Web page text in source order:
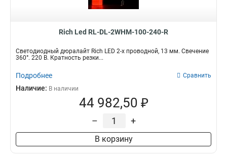
Rich Led RL-DL-2WHM-100-240-R
Светодиодный дюралайт Rich LED 2-х проводной, 13 мм. Свечение
360°. 220 В. Кратность резки...
Подробнее Сравнить
Наличие: В наличии
44 982,50 ₽
– +
В корзину